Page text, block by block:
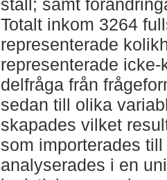
stall; samt
Totalt inkom 3264
representerade
representerade
delfråga från
sedan till olika
skapades vilket
som importerades
analyserades i en